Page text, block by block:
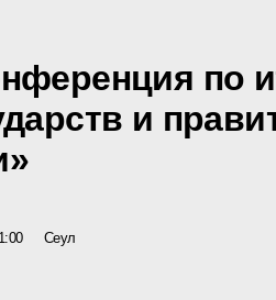
по
и
Сеул